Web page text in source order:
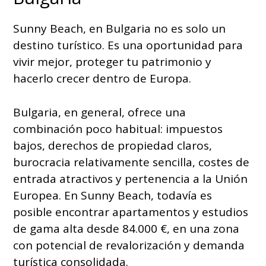
Sunny Beach, en Bulgaria no es solo un
destino turístico. Es una oportunidad para
vivir mejor, proteger tu patrimonio y
hacerlo crecer dentro de Europa.
Bulgaria, en general, ofrece una
combinación poco habitual: impuestos
bajos, derechos de propiedad claros,
burocracia relativamente sencilla, costes de
entrada atractivos y pertenencia a la Unión
Europea. En Sunny Beach, todavía es
posible encontrar apartamentos y estudios
de gama alta desde 84.000 €, en una zona
con potencial de revalorización y demanda
turística consolidada.